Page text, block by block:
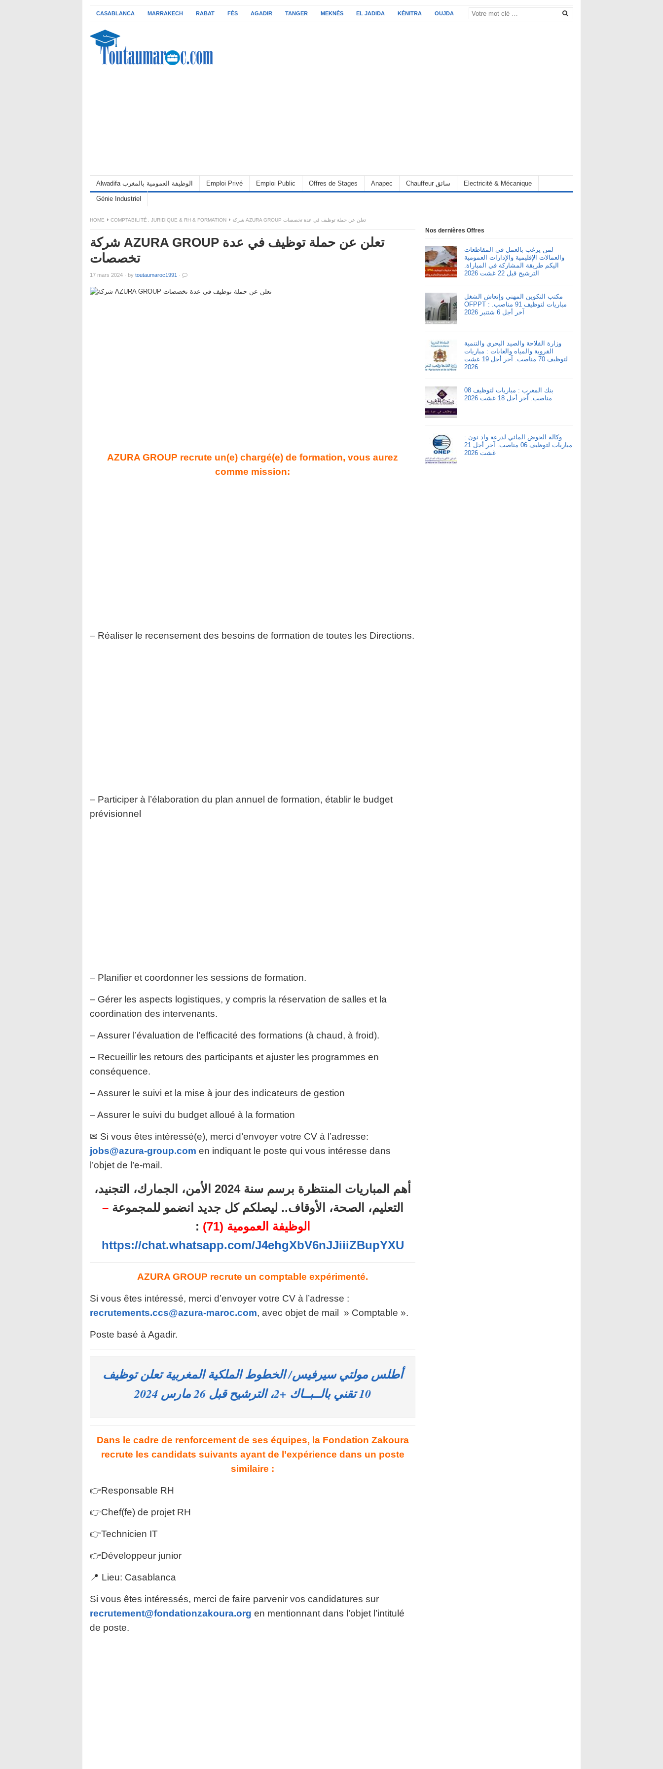
CASABLANCA MARRAKECH RABAT FÈS AGADIR TANGER MEKNÈS EL JADIDA KÉNITRA OUJDA
Alwadifa الوظيفة العمومية بالمغرب Emploi Privé Emploi Public Offres de Stages Anapec Chauffeur سائق Electricité & Mécanique
Génie Industriel
HOME COMPTABILITÉ JURIDIQUE & RH & FORMATION شركة AZURA GROUP تعلن عن حملة توظيف في عدة تخصصات
شركة AZURA GROUP تعلن عن حملة توظيف في عدة
تخصصات
17 mars 2024 · by toutaumaroc1991 ·
AZURA GROUP recrute un(e) chargé(e) de formation, vous aurez
comme mission:
– Réaliser le recensement des besoins de formation de toutes les Directions.
– Participer à l’élaboration du plan annuel de formation, établir le budget
prévisionnel
– Planifier et coordonner les sessions de formation.
– Gérer les aspects logistiques, y compris la réservation de salles et la
coordination des intervenants.
– Assurer l’évaluation de l’efficacité des formations (à chaud, à froid).
– Recueillir les retours des participants et ajuster les programmes en
conséquence.
– Assurer le suivi et la mise à jour des indicateurs de gestion
– Assurer le suivi du budget alloué à la formation
✉ Si vous êtes intéressé(e), merci d’envoyer votre CV à l’adresse:
jobs@azura-group.com en indiquant le poste qui vous intéresse dans
l’objet de l’e-mail.
أهم المباريات المنتظرة برسم سنة 2024 الأمن، الجمارك، التجنيد،
التعليم، الصحة، الأوقاف.. ليصلكم كل جديد انضمو للمجموعة–
الوظيفة العمومية (71)
:
https://chat.whatsapp.com/J4ehgXbV6nJJiiiZBupYXU
AZURA GROUP recrute un comptable expérimenté.
Si vous êtes intéressé, merci d’envoyer votre CV à l’adresse :
recrutements.ccs@azura-maroc.com, avec objet de mail » Comptable ».
Poste basé à Agadir.
أطلس مولتي سيرفيس/ الخطوط الملكية المغربية تعلن توظيف
10 تقني بالــبــاك +2، الترشيح قبل 26 مارس 2024
Dans le cadre de renforcement de ses équipes, la Fondation Zakoura
recrute les candidats suivants ayant de l’expérience dans un poste
similaire :
👉Responsable RH
👉Chef(fe) de projet RH
👉Technicien IT
👉Développeur junior
📍 Lieu: Casablanca
Si vous êtes intéressés, merci de faire parvenir vos candidatures sur
recrutement@fondationzakoura.org en mentionnant dans l’objet l’intitulé
de poste.
Nos dernières Offres
لمن يرغب بالعمل في المقاطعات
والعمالات الإقليمية والإدارات العمومية
اليكم طريقة المشاركة في المباراة.
الترشيح قبل 22 غشت 2026
مكتب التكوين المهني وإنعاش الشغل
OFPPT : مباريات لتوظيف 91 مناصب.
آخر أجل 6 شتنبر 2026
وزارة الفلاحة والصيد البحري والتنمية
القروية والمياه والغابات : مباريات
لتوظيف 70 مناصب. آخر أجل 19 غشت
2026
بنك المغرب : مباريات لتوظيف 08
مناصب. آخر أجل 18 غشت 2026
وكالة الحوض المائي لدرعة واد نون :
مباريات لتوظيف 06 مناصب. آخر أجل 21
غشت 2026